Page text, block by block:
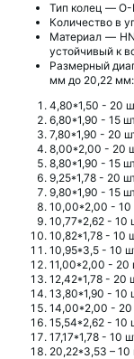
Тип колец — O-
Количество в
Материал —
устойчивый к
Размерный
мм до 20,22 мм:
4,80*1,50 - 20
6,80*1,90 - 15
7,80*1,90 - 20
8,00*2,00 - 20
8,80*1,90 - 15
9,25*1,78 - 20
9,80*1,90 - 15
10,00*2,00 - 10
10,77*2,62 - 10
10,82*1,78 - 10
10,95*3,5 - 10
11,00*2,00 - 20
12,42*1,78 - 20
13,80*1,90 - 10
14,00*2,00 - 20
15,54*2,62 - 10
17,17*1,78 - 10
20,22*3,53 – 10